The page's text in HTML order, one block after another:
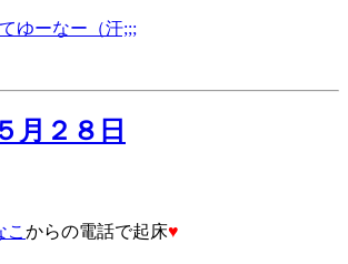
ゆーなー（汗;;;
月２８日
こ からの電話で起床♥